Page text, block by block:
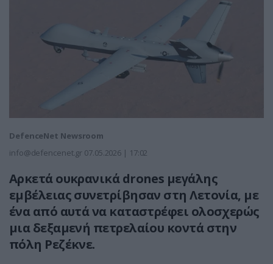
DefenceNet Newsroom
info@defencenet.gr 07.05.2026 | 17:02
Αρκετά ουκρανικά drones μεγάλης
εμβέλειας συνετρίβησαν στη Λετονία, με
ένα από αυτά να καταστρέφει ολοσχερώς
μια δεξαμενή πετρελαίου κοντά στην
πόλη Ρεζέκνε.